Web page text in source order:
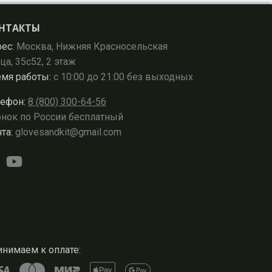
Москва, Нижняя Красносельская
35с52, 2 этаж
работы: с 10:00 до 21:00 без выходных
8 (800) 300-64-56
по России бесплатный
glovesandkit@gmail.com
к оплате: